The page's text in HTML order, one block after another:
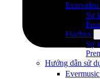
Evervideo
Sự
Flacbox
Sự
Hướng dẫn sử
Evermusic